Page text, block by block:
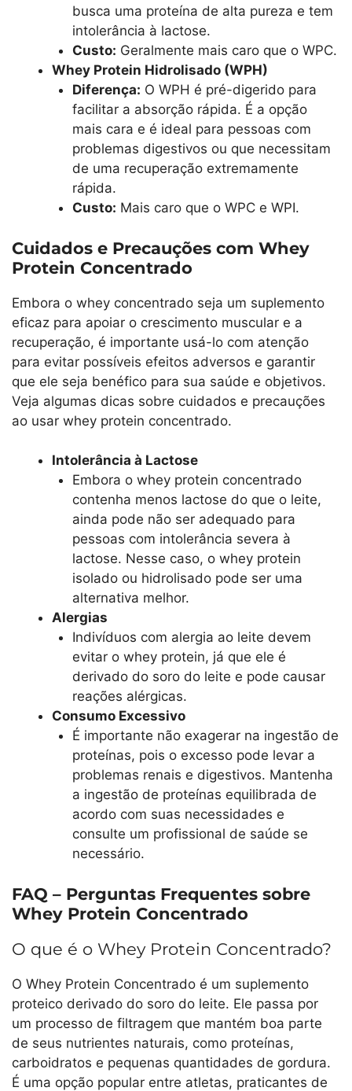
busca uma proteína de alta pureza e tem
intolerância à lactose.
Custo: Geralmente mais caro que o WPC.
Whey Protein Hidrolisado (WPH)
Diferença: O WPH é pré-digerido para
facilitar a absorção rápida. É a opção
mais cara e é ideal para pessoas com
problemas digestivos ou que necessitam
de uma recuperação extremamente
rápida.
Custo: Mais caro que o WPC e WPI.
Cuidados e Precauções com Whey
Protein Concentrado
Embora o whey concentrado seja um suplemento
eficaz para apoiar o crescimento muscular e a
recuperação, é importante usá-lo com atenção
para evitar possíveis efeitos adversos e garantir
que ele seja benéfico para sua saúde e objetivos.
Veja algumas dicas sobre cuidados e precauções
ao usar whey protein concentrado.
Intolerância à Lactose
Embora o whey protein concentrado
contenha menos lactose do que o leite,
ainda pode não ser adequado para
pessoas com intolerância severa à
lactose. Nesse caso, o whey protein
isolado ou hidrolisado pode ser uma
alternativa melhor.
Alergias
Indivíduos com alergia ao leite devem
evitar o whey protein, já que ele é
derivado do soro do leite e pode causar
reações alérgicas.
Consumo Excessivo
É importante não exagerar na ingestão de
proteínas, pois o excesso pode levar a
problemas renais e digestivos. Mantenha
a ingestão de proteínas equilibrada de
acordo com suas necessidades e
consulte um profissional de saúde se
necessário.
FAQ – Perguntas Frequentes sobre
Whey Protein Concentrado
O que é o Whey Protein Concentrado?
O Whey Protein Concentrado é um suplemento
proteico derivado do soro do leite. Ele passa por
um processo de filtragem que mantém boa parte
de seus nutrientes naturais, como proteínas,
carboidratos e pequenas quantidades de gordura.
É uma opção popular entre atletas, praticantes de